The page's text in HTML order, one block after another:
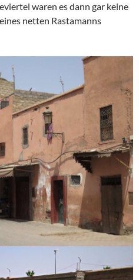
waren es dann gar keine
netten Rastamanns